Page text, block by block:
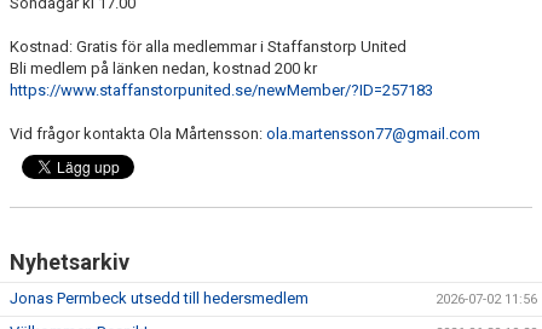
Kostnad: Gratis för alla medlemmar i Staffanstorp United
Bli medlem på länken nedan, kostnad 200 kr
https://www.staffanstorpunited.se/newMember/?ID=257183
Vid frågor kontakta Ola Mårtensson: ola.martensson77@gmail.com
Nyhetsarkiv
Jonas Permbeck utsedd till hedersmedlem 2026-07-02 11:56